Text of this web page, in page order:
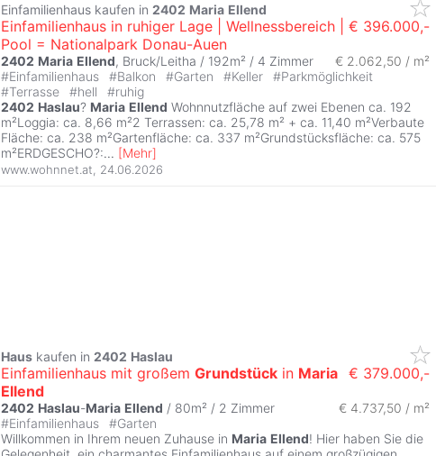
Einfamilienhaus kaufen in 2402 Maria Ellend
Einfamilienhaus in ruhiger Lage | Wellnessbereich |
Pool = Nationalpark Donau-Auen
€ 396.000,-
2402 Maria Ellend, Bruck/Leitha / 192m² / 4 Zimmer € 2.062,50 / m²
#Einfamilienhaus #Balkon #Garten #Keller #Parkmöglichkeit
#Terrasse #hell #ruhig
2402 Haslau? Maria Ellend Wohnnutzfläche auf zwei Ebenen ca. 192
m²Loggia: ca. 8,66 m²2 Terrassen: ca. 25,78 m² + ca. 11,40 m²Verbaute
Fläche: ca. 238 m²Gartenfläche: ca. 337 m²Grundstücksfläche: ca. 575
m²ERDGESCHO?:... [Mehr]
www.wohnnet.at, 24.06.2026
Haus kaufen in 2402 Haslau
Einfamilienhaus mit großem Grundstück in Maria
Ellend
€ 379.000,-
2402 Haslau-Maria Ellend / 80m² / 2 Zimmer
€ 4.737,50 / m²
#Einfamilienhaus #Garten
Willkommen in Ihrem neuen Zuhause in Maria Ellend! Hier haben Sie die